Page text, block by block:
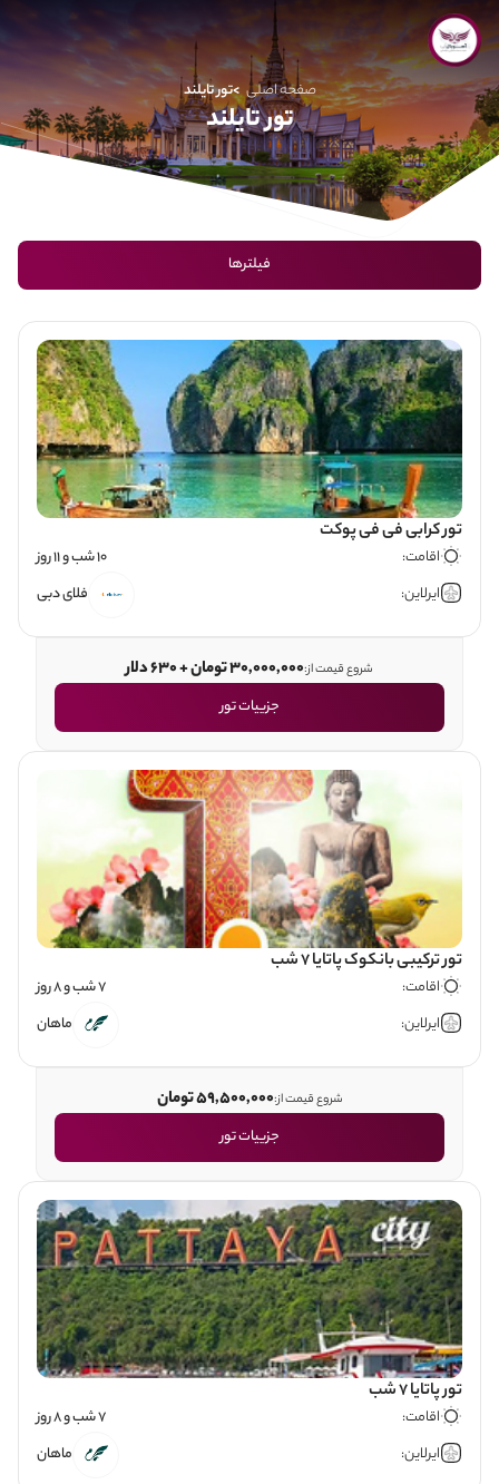
صفحه اصلی تور تایلند
تور تایلند
فیلترها
تور کرابی فی فی پوکت
اقامت:
10 شب و 11 روز
ایرلاین:
فلای دبی
شروع قیمت از:30,000,000 تومان + 630 دلار
جزییات تور
تور ترکیبی بانکوک پاتایا 7 شب
اقامت:
7 شب و 8 روز
ایرلاین:
ماهان
شروع قیمت از:59,500,000 تومان
جزییات تور
تور پاتایا 7 شب
اقامت:
7 شب و 8 روز
ایرلاین:
ماهان